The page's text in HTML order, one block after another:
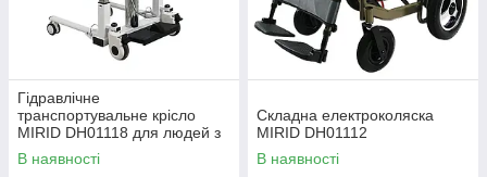
Гідравлічне
транспортувальне крісло
MIRID DH01118 для людей з
інвалідністю, людей похилого
віку та пацієнтів
В наявності
Складна електроколяска
MIRID DH01112
В наявності